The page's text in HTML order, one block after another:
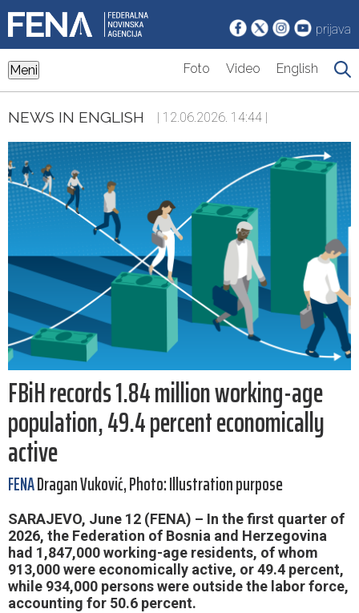
prijava
Meni Foto Video English
NEWS IN ENGLISH | 12.06.2026. 14:44 |
FBiH records 1.84 million working-age
population, 49.4 percent economically
active
FENADragan Vuković, Photo: Illustration purpose
SARAJEVO, June 12 (FENA) – In the first quarter of
2026, the Federation of Bosnia and Herzegovina
had 1,847,000 working-age residents, of whom
913,000 were economically active, or 49.4 percent,
while 934,000 persons were outside the labor force,
accounting for 50.6 percent.